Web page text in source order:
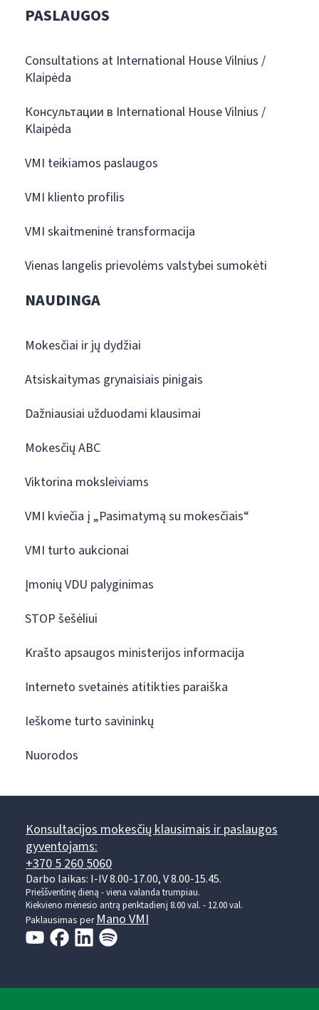
PASLAUGOS
Consultations at International House Vilnius /
Klaipėda
Консультации в International House Vilnius /
Klaipėda
VMI teikiamos paslaugos
VMI kliento profilis
VMI skaitmeninė transformacija
Vienas langelis prievolėms valstybei sumokėti
NAUDINGA
Mokesčiai ir jų dydžiai
Atsiskaitymas grynaisiais pinigais
Dažniausiai užduodami klausimai
Mokesčių ABC
Viktorina moksleiviams
VMI kviečia į „Pasimatymą su mokesčiais“
VMI turto aukcionai
Įmonių VDU palyginimas
STOP šešėliui
Krašto apsaugos ministerijos informacija
Interneto svetainės atitikties paraiška
Ieškome turto savininkų
Nuorodos
Konsultacijos mokesčių klausimais ir paslaugos
gyventojams:
+370 5 260 5060
Darbo laikas: I-IV 8.00-17.00, V 8.00-15.45.
Prieššventinę dieną - viena valanda trumpiau.
Kiekvieno mėnesio antrą penktadienį 8.00 val. - 12.00 val.
Paklausimas perMano VMI